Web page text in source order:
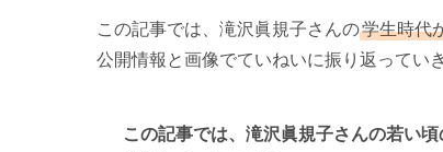
この記事では、滝沢眞規子さんの学生時代
公開情報と画像でていねいに振り返ってい
この記事では、滝沢眞規子さんの若い